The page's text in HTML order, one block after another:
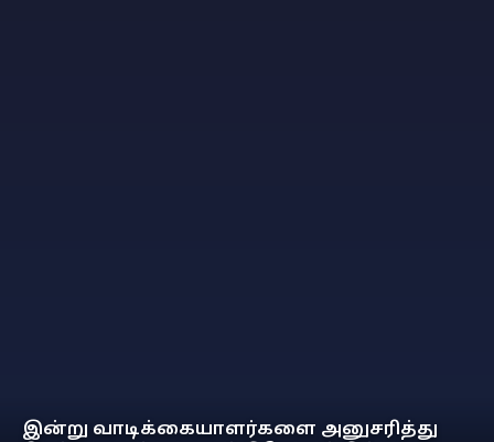
இன்று வாடிக்கையாளர்களை அனுசரித்து